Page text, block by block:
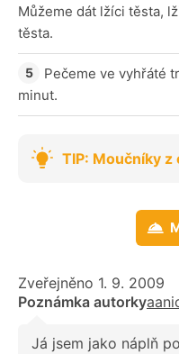
Můžeme dát lžíci těsta,
těsta.
Pečeme ve vyhřáté
minut.
TIP: Moučníky z
Zveřejněno 1. 9. 2009
Poznámka autorky
Já jsem jako náplň